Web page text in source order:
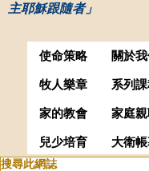
主耶穌跟隨者」
使命策略 關於我
牧人樂章 系列
家的教會 家庭
兒少培育 大衛
搜尋此網誌